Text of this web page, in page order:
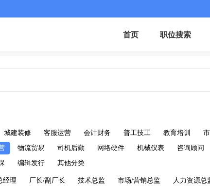
首页 职位搜索
城建装修 客服运营 会计财务 普工技工 教育培训
物流贸易 司机后勤 网络硬件 机械仪表 咨询顾问
编辑发行 其他分类
经理 厂长/副厂长 技术总监 市场/营销总监 人力资源总